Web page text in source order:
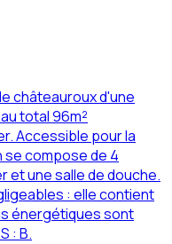
châteauroux d'une
total 96m²
Accessible pour la
se compose de 4
et une salle de douche.
: elle contient
énergétiques sont
: B.